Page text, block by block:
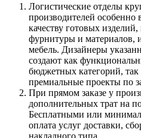
Логистические отделы
производителей
качеству готовых
фурнитуры и материалов,
мебель. Дизайнеры
создают как
бюджетных категорий,
премиальные проекты по
При прямом заказе у
дополнительных трат на
Бесплатными или
оплата услуг доставки,
накладного типа.